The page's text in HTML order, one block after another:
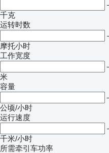
千克
运转时数
摩托小时
工作宽度
米
容量
公顷/小时
运行速度
千米/小时
所需牵引车功率